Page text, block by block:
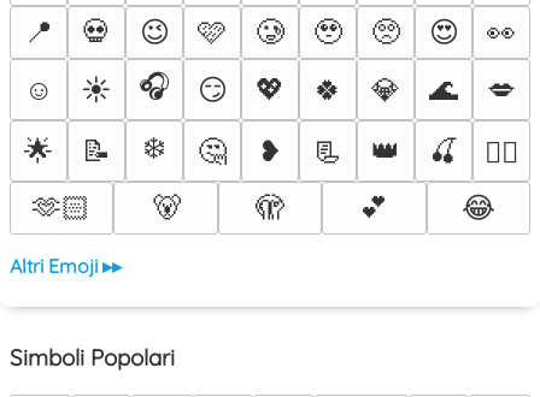
📍
💀 😉 🩷 🥲 🥹 🥺 😍
👀
☺️
☀️ 🎧 😏 💖 🍀 💎 🌊
💋
🌟
📝 ❄️ 🤔 ❥ 📃 👑 🍒
❤️‍🔥
🫶🏻
🐻 🫣 💕 😂
Altri Emoji ▸▸
Simboli Popolari